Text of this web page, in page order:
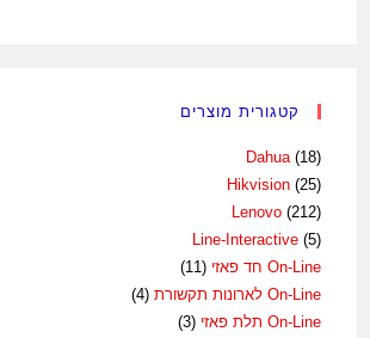
קטגורית מוצרים
Dahua (18)
Hikvision (25)
Lenovo (212)
Line-Interactive (5)
On-Line חד פאזי
(11)
On-Line לארונות תקשורת
(4)
On-Line תלת פאזי
(3)